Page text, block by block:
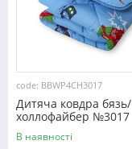
code: BBWP4CH3017
Дитяча ковдра бязь/
холлофайбер №3017
В наявності